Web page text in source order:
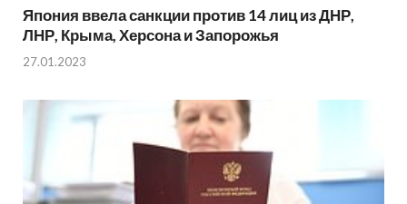
Япония ввела санкции против 14 лиц из ДНР,
ЛНР, Крыма, Херсона и Запорожья
27.01.2023